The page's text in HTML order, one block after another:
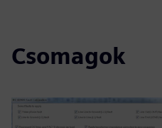
Csomagok